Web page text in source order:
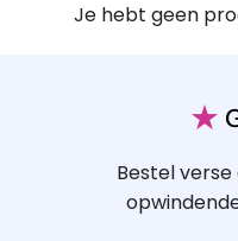
Je hebt geen
★
Bestel